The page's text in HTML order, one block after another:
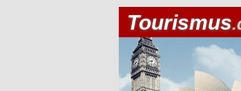
Tourismus